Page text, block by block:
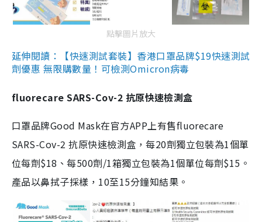
點擊圖片放大
延伸閱讀：【快速測試套裝】香港口罩品牌$19快速測試
劑優惠 無限購數量！可檢測Omicron病毒
fluorecare SARS-Cov-2 抗原快速檢測盒
口罩品牌Good Mask在官方APP上有售fluorecare
SARS-Cov-2 抗原快速檢測盒，每20劑獨立包裝為1個單
位每劑$18、每500劑/1箱獨立包裝為1個單位每劑$15。
產品以鼻拭子採樣，10至15分鐘知結果。